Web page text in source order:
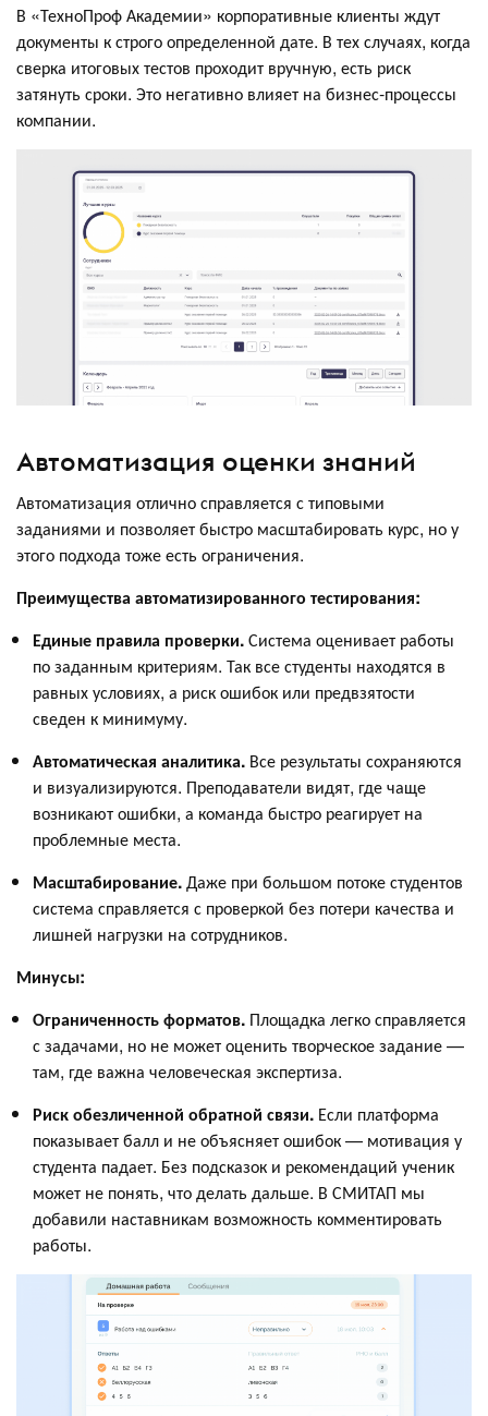
В «ТехноПроф Академии» корпоративные клиенты ждут
документы к строго определенной дате. В тех случаях, когда
сверка итоговых тестов проходит вручную, есть риск
затянуть сроки. Это негативно влияет на бизнес-процессы
компании.
Автоматизация оценки знаний
Автоматизация отлично справляется с типовыми
заданиями и позволяет быстро масштабировать курс, но у
этого подхода тоже есть ограничения.
Преимущества автоматизированного тестирования:
Единые правила проверки.Система оценивает работы
по заданным критериям. Так все студенты находятся в
равных условиях, а риск ошибок или предвзятости
сведен к минимуму.
Автоматическая аналитика. Все результаты сохраняются
и визуализируются. Преподаватели видят, где чаще
возникают ошибки, а команда быстро реагирует на
проблемные места.
Масштабирование.Даже при большом потоке студентов
система справляется с проверкой без потери качества и
лишней нагрузки на сотрудников.
Минусы:
Ограниченность форматов. Площадка легко справляется
с задачами, но не может оценить творческое задание —
там, где важна человеческая экспертиза.
Риск обезличенной обратной связи. Если платформа
показывает балл и не объясняет ошибок — мотивация у
студента падает. Без подсказок и рекомендаций ученик
может не понять, что делать дальше. В СМИТАП мы
добавили наставникам возможность комментировать
работы.